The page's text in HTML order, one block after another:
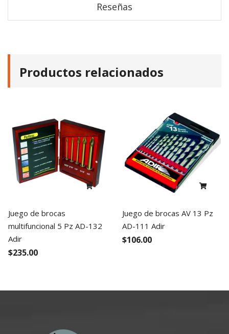
Reseñas
Productos relacionados
Juego de brocas
multifuncional 5 Pz AD-132
Adir
$235.00
Juego de brocas AV 13 Pz
AD-111 Adir
$106.00